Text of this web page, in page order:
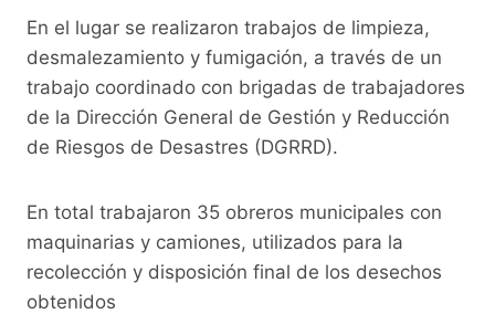
En el lugar se realizaron trabajos de limpieza,
desmalezamiento y fumigación, a través de un
trabajo coordinado con brigadas de trabajadores
de la Dirección General de Gestión y Reducción
de Riesgos de Desastres (DGRRD).
En total trabajaron 35 obreros municipales con
maquinarias y camiones, utilizados para la
recolección y disposición final de los desechos
obtenidos